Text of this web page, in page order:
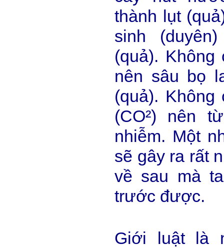
thành lụt
sinh
(quả). Không
nên sâu bọ
(quả).
(CO²) nên
nhiễm. Một
sẽ gây ra rất
về sau mà
trước được.
Giới luật là